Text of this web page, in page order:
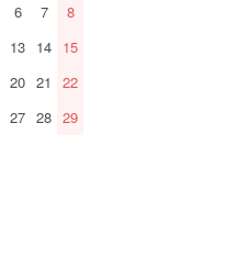
6 7
8
13 14 15
20 21
22
27 28 29